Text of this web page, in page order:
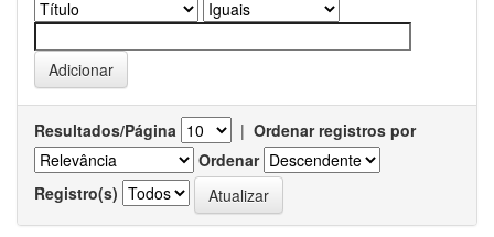
Resultados/Página | Ordenar registros por
Ordenar
Registro(s)